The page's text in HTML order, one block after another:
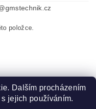
položce.
| Crystalstyle.cz
Dalším procházením
jejich používáním.